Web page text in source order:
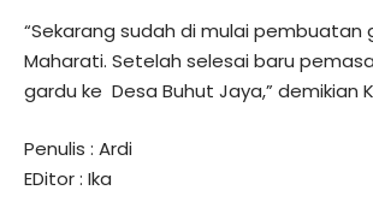
“Sekarang sudah di mulai pembuatan
Maharati. Setelah selesai baru
gardu ke Desa Buhut Jaya,” demikian
Penulis : Ardi
EDitor : Ika